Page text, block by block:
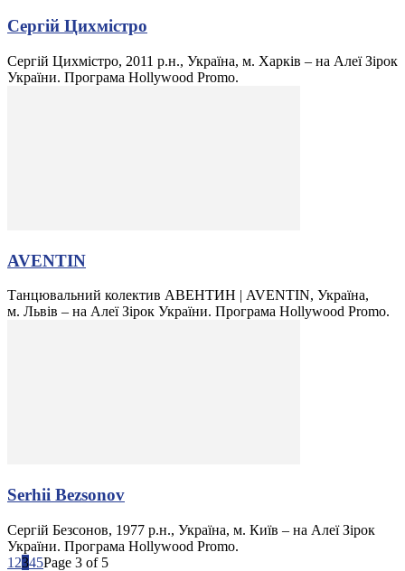
Сергій Цихмістро
Сергій Цихмістро, 2011 р.н., Україна, м. Харків – на Алеї Зірок
України. Програма Hollywood Promo.
AVENTIN
Танцювальний колектив АВЕНТИН | AVENTIN, Україна,
м. Львів – на Алеї Зірок України. Програма Hollywood Promo.
Serhii Bezsonov
Сергій Безсонов, 1977 р.н., Україна, м. Київ – на Алеї Зірок
України. Програма Hollywood Promo.
1 2345Page 3 of 5